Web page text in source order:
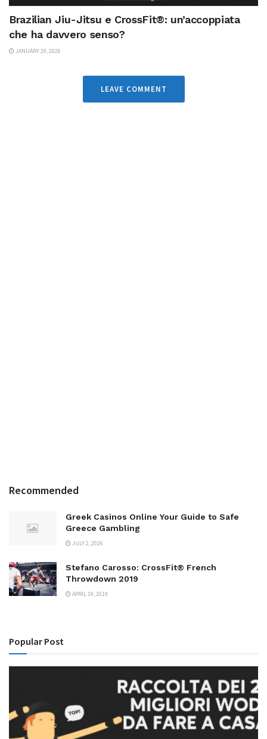
Brazilian Jiu-Jitsu e CrossFit®: un’accoppiata
che ha davvero senso?
JANUARY 29, 2026
LEAVE COMMENT
Recommended
Greek Casinos Online Your Guide to Safe
Greece Gambling
JULY 2, 2026
Stefano Carosso: CrossFit® French
Throwdown 2019
APRIL 19, 2019
Popular Post